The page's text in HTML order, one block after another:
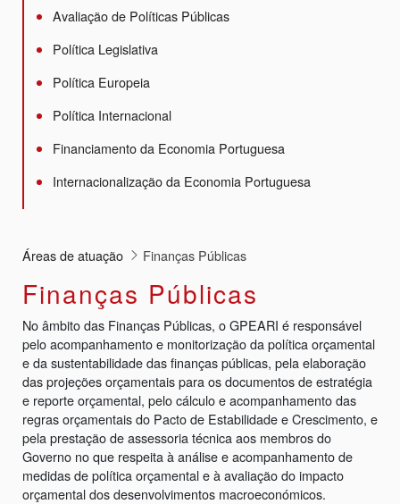
Avaliação de Políticas Públicas
Política Legislativa
Política Europeia
Política Internacional
Financiamento da Economia Portuguesa
Internacionalização da Economia Portuguesa
Áreas de atuação Finanças Públicas
Finanças Públicas
No âmbito das Finanças Públicas, o GPEARI é responsável
pelo acompanhamento e monitorização da política orçamental
e da sustentabilidade das finanças públicas, pela elaboração
das projeções orçamentais para os documentos de estratégia
e reporte orçamental, pelo cálculo e acompanhamento das
regras orçamentais do Pacto de Estabilidade e Crescimento, e
pela prestação de assessoria técnica aos membros do
Governo no que respeita à análise e acompanhamento de
medidas de política orçamental e à avaliação do impacto
orçamental dos desenvolvimentos macroeconómicos.